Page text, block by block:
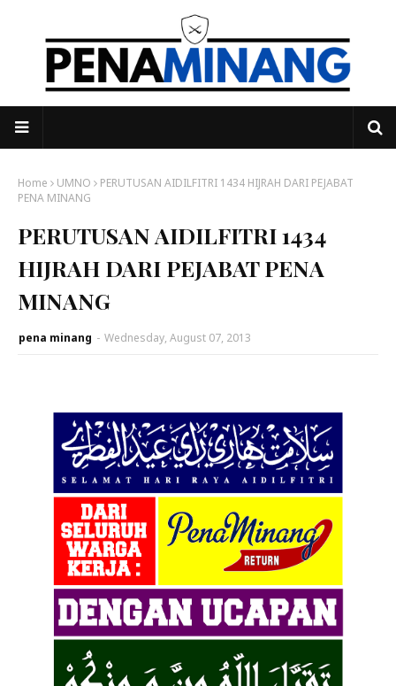
Home UMNO
PERUTUSAN AIDILFITRI 1434 HIJRAH DARI PEJABAT
PENA MINANG
PERUTUSAN AIDILFITRI 1434
HIJRAH DARI PEJABAT PENA
MINANG
pena minang - Wednesday, August 07, 2013